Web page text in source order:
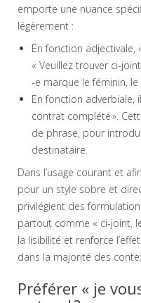
emporte une nuance
légèrement :
En fonction adjectivale,
« Veuillez trouver ci-
-e marque le féminin,
En fonction adverbiale,
contrat complété ».
de phrase, pour
destinataire.
Dans l’usage courant et
pour un style sobre et
privilégient des
partout comme « ci-joint,
la lisibilité et renforce
dans la majorité des
Préférer « je